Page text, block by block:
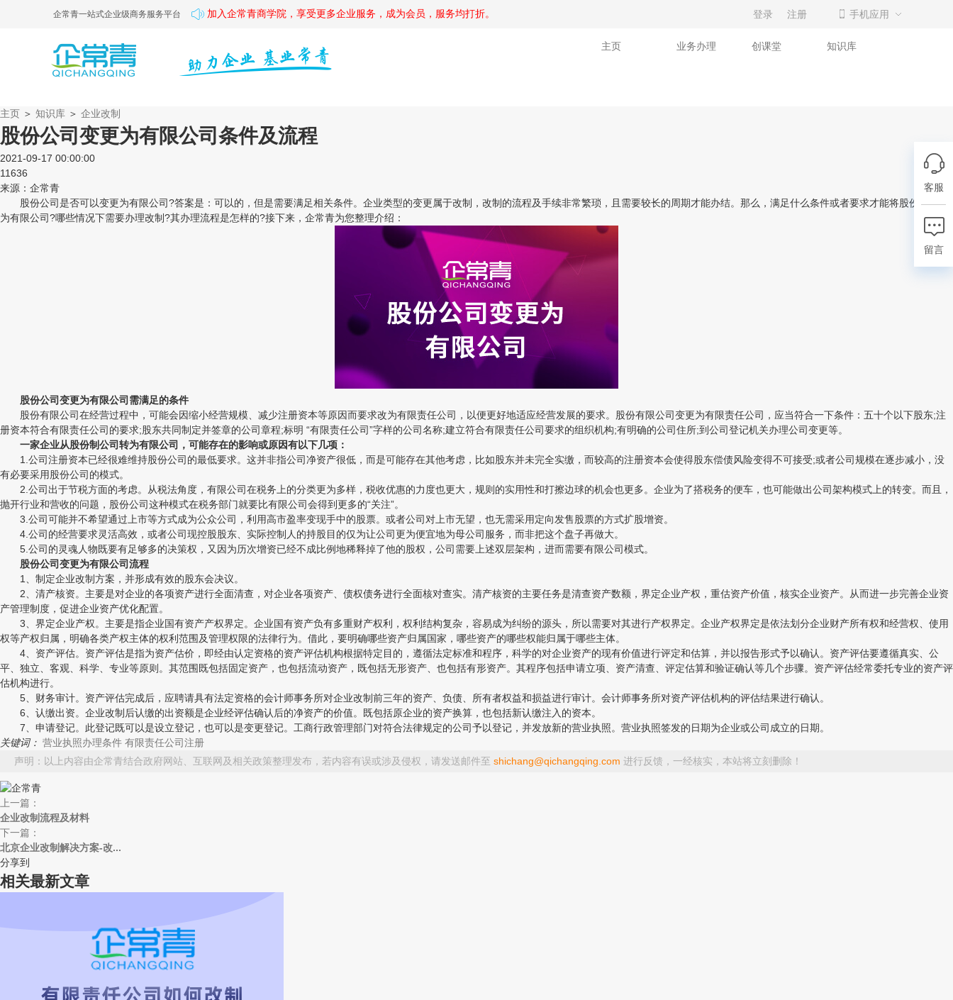
登录 注册 手机应用
企常青一站式企业级商务服务平台 加入企常青商学院，享受更多企业服务，成为会员，服务均打折。
主页 业务办理 创课堂 知识库
主页 ＞ 知识库 ＞ 企业改制
股份公司变更为有限公司条件及流程
2021-09-17 00:00:00
11636
来源：企常青
股份公司是否可以变更为有限公司?答案是：可以的，但是需要满足相关条件。企业类型的变更属于改制，改制的流程及手续非常繁琐，且需要较长的周期才能办结。那么，满足什么条件或者要求才能将股份公司改
为有限公司?哪些情况下需要办理改制?其办理流程是怎样的?接下来，企常青为您整理介绍：
股份公司变更为有限公司需满足的条件
股份有限公司在经营过程中，可能会因缩小经营规模、减少注册资本等原因而要求改为有限责任公司，以便更好地适应经营发展的要求。股份有限公司变更为有限责任公司，应当符合一下条件：五十个以下股东;注
册资本符合有限责任公司的要求;股东共同制定并签章的公司章程;标明 “有限责任公司”字样的公司名称;建立符合有限责任公司要求的组织机构;有明确的公司住所;到公司登记机关办理公司变更等。
一家企业从股份制公司转为有限公司，可能存在的影响或原因有以下几项：
1.公司注册资本已经很难维持股份公司的最低要求。这并非指公司净资产很低，而是可能存在其他考虑，比如股东并未完全实缴，而较高的注册资本会使得股东偿债风险变得不可接受;或者公司规模在逐步减小，没
有必要采用股份公司的模式。
2.公司出于节税方面的考虑。从税法角度，有限公司在税务上的分类更为多样，税收优惠的力度也更大，规则的实用性和打擦边球的机会也更多。企业为了搭税务的便车，也可能做出公司架构模式上的转变。而且，
抛开行业和营收的问题，股份公司这种模式在税务部门就要比有限公司会得到更多的“关注”。
3.公司可能并不希望通过上市等方式成为公众公司，利用高市盈率变现手中的股票。或者公司对上市无望，也无需采用定向发售股票的方式扩股增资。
4.公司的经营要求灵活高效，或者公司现控股股东、实际控制人的持股目的仅为让公司更为便宜地为母公司服务，而非把这个盘子再做大。
5.公司的灵魂人物既要有足够多的决策权，又因为历次增资已经不成比例地稀释掉了他的股权，公司需要上述双层架构，进而需要有限公司模式。
股份公司变更为有限公司流程
1、制定企业改制方案，并形成有效的股东会决议。
2、清产核资。主要是对企业的各项资产进行全面清查，对企业各项资产、债权债务进行全面核对查实。清产核资的主要任务是清查资产数额，界定企业产权，重估资产价值，核实企业资产。从而进一步完善企业资
产管理制度，促进企业资产优化配置。
3、界定企业产权。主要是指企业国有资产产权界定。企业国有资产负有多重财产权利，权利结构复杂，容易成为纠纷的源头，所以需要对其进行产权界定。企业产权界定是依法划分企业财产所有权和经营权、使用
权等产权归属，明确各类产权主体的权利范围及管理权限的法律行为。借此，要明确哪些资产归属国家，哪些资产的哪些权能归属于哪些主体。
4、资产评估。资产评估是指为资产估价，即经由认定资格的资产评估机构根据特定目的，遵循法定标准和程序，科学的对企业资产的现有价值进行评定和估算，并以报告形式予以确认。资产评估要遵循真实、公
平、独立、客观、科学、专业等原则。其范围既包括固定资产，也包括流动资产，既包括无形资产、也包括有形资产。其程序包括申请立项、资产清查、评定估算和验证确认等几个步骤。资产评估经常委托专业的资产评
估机构进行。
5、财务审计。资产评估完成后，应聘请具有法定资格的会计师事务所对企业改制前三年的资产、负债、所有者权益和损益进行审计。会计师事务所对资产评估机构的评估结果进行确认。
6、认缴出资。企业改制后认缴的出资额是企业经评估确认后的净资产的价值。既包括原企业的资产换算，也包括新认缴注入的资本。
7、申请登记。此登记既可以是设立登记，也可以是变更登记。工商行政管理部门对符合法律规定的公司予以登记，并发放新的营业执照。营业执照签发的日期为企业或公司成立的日期。
关键词： 营业执照办理条件 有限责任公司注册
声明：以上内容由企常青结合政府网站、互联网及相关政策整理发布，若内容有误或涉及侵权，请发送邮件至 shichang@qichangqing.com 进行反馈，一经核实，本站将立刻删除！
上一篇：
企业改制流程及材料
下一篇：
北京企业改制解决方案-改...
分享到
相关最新文章
客服
留言